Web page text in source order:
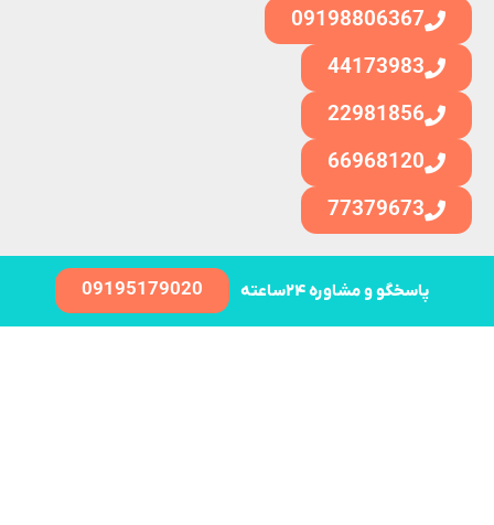
09198806367
44173983
22981856
66968120
77379673
پاسخگو و مشاوره ۲۴ساعته 09195179020